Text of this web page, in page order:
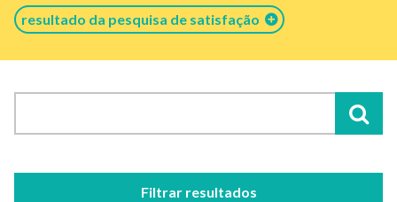
resultado da pesquisa de satisfação
Filtrar resultados